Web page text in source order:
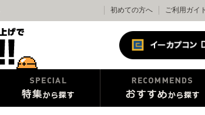
初めての方へ ご利用ガイ